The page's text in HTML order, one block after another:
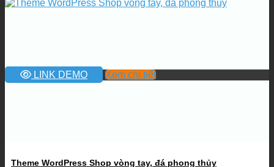
LINK DEMO Xem chi tiết
Theme WordPress Shop vòng tay, đá phong thủy